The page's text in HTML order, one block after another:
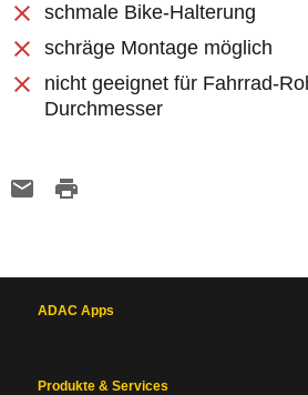
schmale Bike-Halterung
schräge Montage möglich
nicht geeignet für Fahrrad-
Durchmesser
ADAC Apps
Produkte & Services